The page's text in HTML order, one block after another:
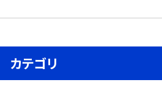
カテゴリ